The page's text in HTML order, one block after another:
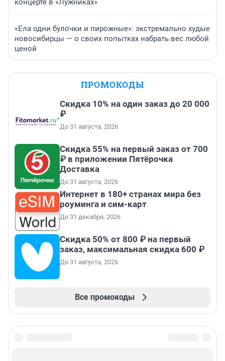
концерте в «Лужниках»
«Ела одни булочки и пирожные»: экстремально худые
новосибирцы — о своих попытках набрать вес любой
ценой
ПРОМОКОДЫ
Скидка 10% на один заказ до 20 000
₽
До 31 августа, 2026
Скидка 55% на первый заказ от 700
₽ в приложении Пятёрочка
Доставка
До 31 августа, 2026
Интернет в 180+ странах мира без
роуминга и сим-карт
До 31 декабря, 2026
Скидка 50% от 800 ₽ на первый
заказ, максимальная скидка 600 ₽
До 31 августа, 2026
Все промокоды